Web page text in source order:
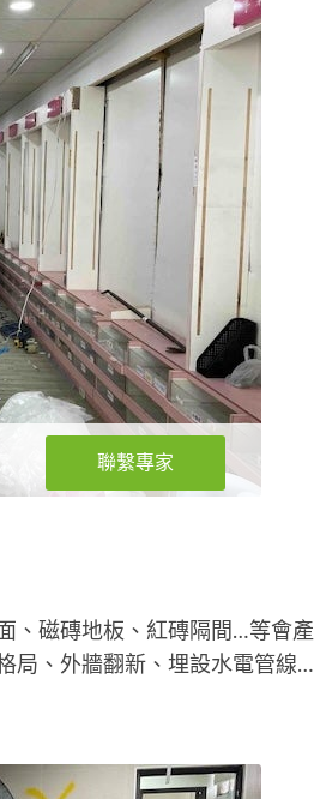
聯繫專家
、磁磚地板、紅磚隔間…等會產
局、外牆翻新、埋設水電管線…